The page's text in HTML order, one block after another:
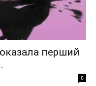
перший
0